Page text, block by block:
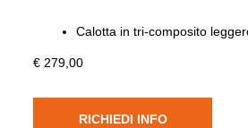
Calotta in tri-composito
€ 279,00
RICHIEDI INFO